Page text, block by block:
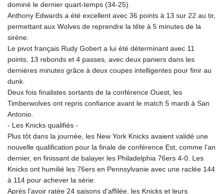
dominé le dernier quart-temps (34-25).
Anthony Edwards a été excellent avec 36 points à 13 sur 22 au tir,
permettant aux Wolves de reprendre la tête à 5 minutes de la
sirène.
Le pivot français Rudy Gobert a lui été déterminant avec 11
points, 13 rebonds et 4 passes, avec deux paniers dans les
dernières minutes grâce à deux coupes intelligentes pour finir au
dunk.
Deux fois finalistes sortants de la conférence Ouest, les
Timberwolves ont repris confiance avant le match 5 mardi à San
Antonio.
- Les Knicks qualifiés -
Plus tôt dans la journée, les New York Knicks avaient validé une
nouvelle qualification pour la finale de conférence Est, comme l'an
dernier, en finissant de balayer les Philadelphia 76ers 4-0. Les
Knicks ont humilié les 76ers en Pennsylvanie avec une raclée 144
à 114 pour achever la série.
Après l'avoir ratée 24 saisons d'affilée, les Knicks et leurs